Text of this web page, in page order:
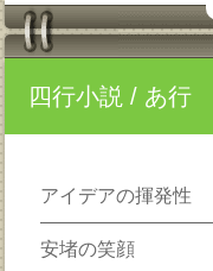
四行小説 / あ行
アイデアの揮発性
安堵の笑顔